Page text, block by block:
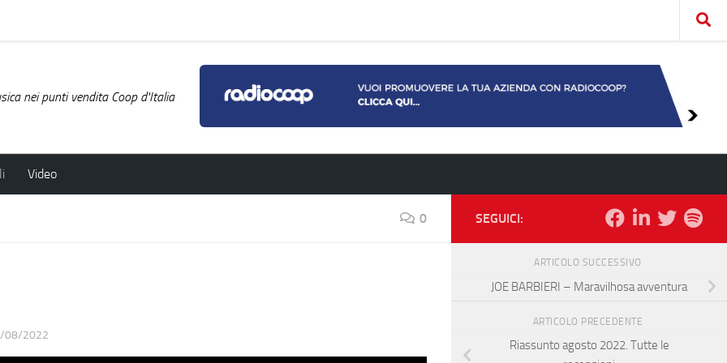
nei punti vendita Coop d'Italia
Video
0
08/2022
SEGUICI:
ARTICOLO SUCCESSIVO
JOE BARBIERI – Maravilhosa avventura
ARTICOLO PRECEDENTE
Riassunto agosto 2022. Tutte le